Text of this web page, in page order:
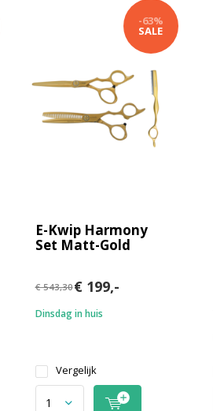
E-Kwip Harmony
Set Matt-Gold
-63%
SALE
€ 543,30€ 199,-
Dinsdag in huis
Vergelijk